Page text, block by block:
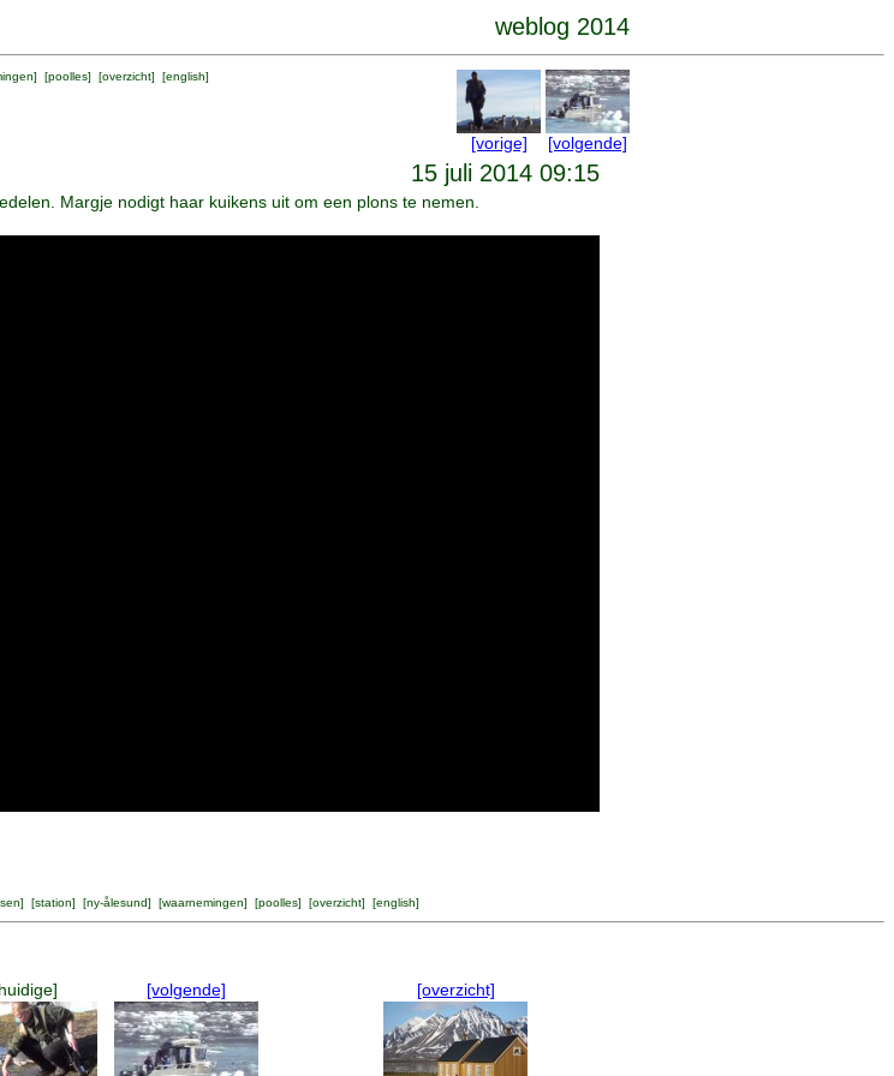
weblog 2014
] [poolles] [overzicht] [english]
[vorige] [volgende]
15 juli 2014 09:15
Margje nodigt haar kuikens uit om een plons te nemen.
] [station] [ny-ålesund] [waarnemingen] [poolles] [overzicht] [english]
[volgende] [overzicht]